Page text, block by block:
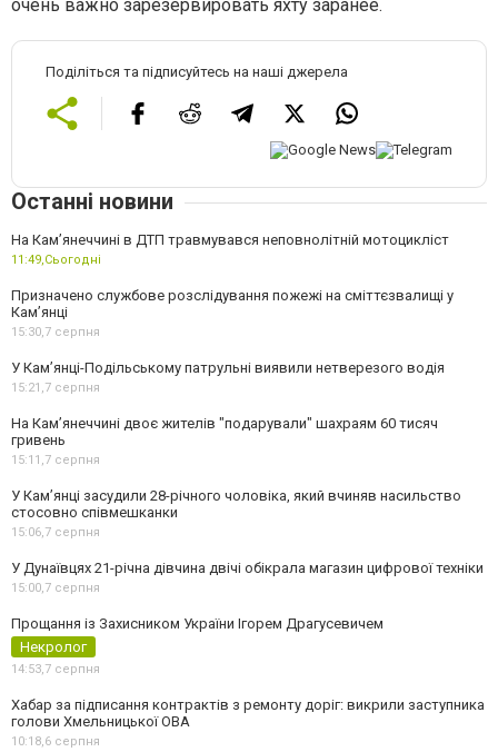
очень важно зарезервировать яхту заранее.
Поділіться та підписуйтесь на наші джерела
Останні новини
На Кам’янеччині в ДТП травмувався неповнолітній мотоцикліст
11:49,Сьогодні
Призначено службове розслідування пожежі на сміттєзвалищі у
Кам’янці
15:30,7 серпня
У Кам’янці-Подільському патрульні виявили нетверезого водія
15:21,7 серпня
На Камʼянеччині двоє жителів "подарували" шахраям 60 тисяч
гривень
15:11,7 серпня
У Камʼянці засудили 28-річного чоловіка, який вчиняв насильство
стосовно співмешканки
15:06,7 серпня
У Дунаївцях 21-річна дівчина двічі обікрала магазин цифрової техніки
15:00,7 серпня
Прощання із Захисником України Ігорем Драгусевичем
Некролог
14:53,7 серпня
Хабар за підписання контрактів з ремонту доріг: викрили заступника
голови Хмельницької ОВА
10:18,6 серпня